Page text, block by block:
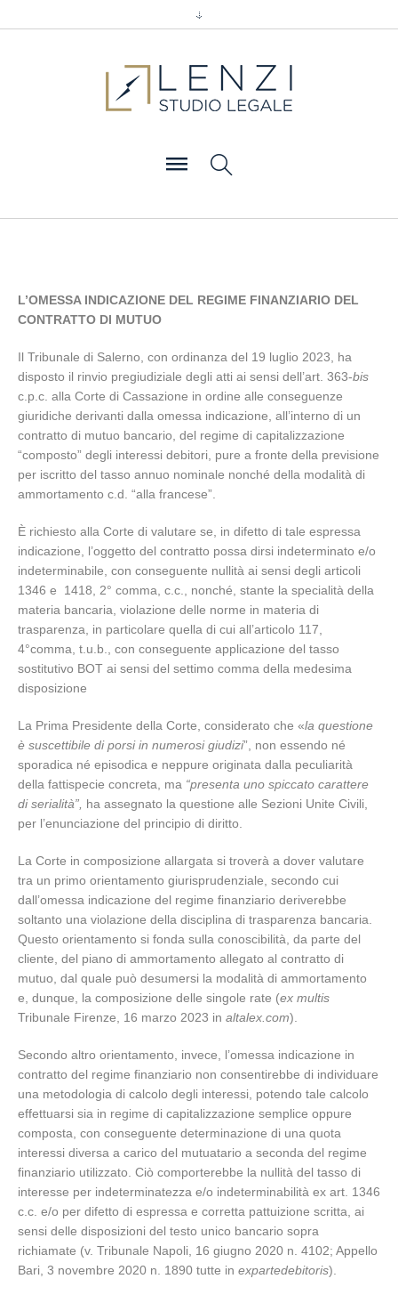
L’OMESSA INDICAZIONE DEL REGIME FINANZIARIO DEL
CONTRATTO DI MUTUO
Il Tribunale di Salerno, con ordinanza del 19 luglio 2023, ha
disposto il rinvio pregiudiziale degli atti ai sensi dell’art. 363-bis
c.p.c. alla Corte di Cassazione in ordine alle conseguenze
giuridiche derivanti dalla omessa indicazione, all’interno di un
contratto di mutuo bancario, del regime di capitalizzazione
“composto” degli interessi debitori, pure a fronte della previsione
per iscritto del tasso annuo nominale nonché della modalità di
ammortamento c.d. “alla francese”.
È richiesto alla Corte di valutare se, in difetto di tale espressa
indicazione, l’oggetto del contratto possa dirsi indeterminato e/o
indeterminabile, con conseguente nullità ai sensi degli articoli
1346 e 1418, 2° comma, c.c., nonché, stante la specialità della
materia bancaria, violazione delle norme in materia di
trasparenza, in particolare quella di cui all’articolo 117,
4°comma, t.u.b., con conseguente applicazione del tasso
sostitutivo BOT ai sensi del settimo comma della medesima
disposizione
La Prima Presidente della Corte, considerato che «la questione
è suscettibile di porsi in numerosi giudizi”, non essendo né
sporadica né episodica e neppure originata dalla peculiarità
della fattispecie concreta, ma “presenta uno spiccato carattere
di serialità”, ha assegnato la questione alle Sezioni Unite Civili,
per l’enunciazione del principio di diritto.
La Corte in composizione allargata si troverà a dover valutare
tra un primo orientamento giurisprudenziale, secondo cui
dall’omessa indicazione del regime finanziario deriverebbe
soltanto una violazione della disciplina di trasparenza bancaria.
Questo orientamento si fonda sulla conoscibilità, da parte del
cliente, del piano di ammortamento allegato al contratto di
mutuo, dal quale può desumersi la modalità di ammortamento
e, dunque, la composizione delle singole rate (ex multis
Tribunale Firenze, 16 marzo 2023 in altalex.com).
Secondo altro orientamento, invece, l’omessa indicazione in
contratto del regime finanziario non consentirebbe di individuare
una metodologia di calcolo degli interessi, potendo tale calcolo
effettuarsi sia in regime di capitalizzazione semplice oppure
composta, con conseguente determinazione di una quota
interessi diversa a carico del mutuatario a seconda del regime
finanziario utilizzato. Ciò comporterebbe la nullità del tasso di
interesse per indeterminatezza e/o indeterminabilità ex art. 1346
c.c. e/o per difetto di espressa e corretta pattuizione scritta, ai
sensi delle disposizioni del testo unico bancario sopra
richiamate (v. Tribunale Napoli, 16 giugno 2020 n. 4102; Appello
Bari, 3 novembre 2020 n. 1890 tutte in expartedebitoris).